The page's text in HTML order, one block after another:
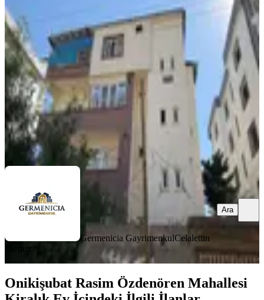
Onikişubat Emn.müd.üzeri Daire
Onikişubat, Fatih Mahallesi
3+1 · 170 m² · 01.08.2026
23.000 ₺
Germenicia Gayrimenkul Celalettin Yarpuz
Germenicia GayrimenkulCelalettin
Yarpuz
Ara
Onikişubat Rasim Özdenören Mahallesi